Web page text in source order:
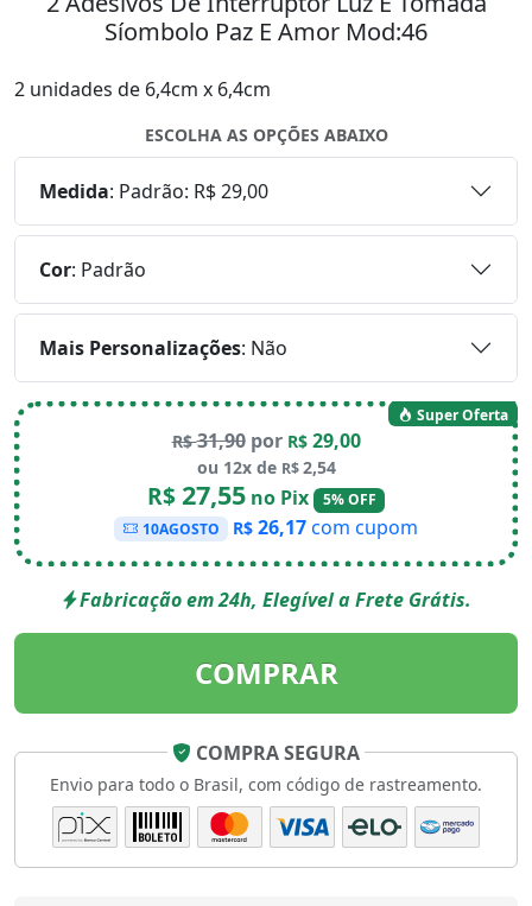
Síombolo Paz E Amor Mod:46
2 unidades de 6,4cm x 6,4cm
ESCOLHA AS OPÇÕES ABAIXO
Medida: Padrão: R$ 29,00
Cor: Padrão
Mais Personalizações: Não
Super Oferta
R$31,90por R$ 29,00
ou 12x de R$2,54
R$27,55no Pix
5% OFF
10AGOSTO
R$26,17com cupom
Fabricação em 24h, Elegível a Frete Grátis.
COMPRAR
COMPRA SEGURA
Envio para todo o Brasil, com código de rastreamento.